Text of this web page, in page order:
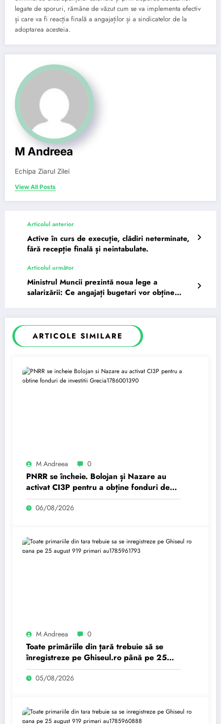
legate de sporuri, rămâne de văzut cum se va implementa efectiv
și care va fi reacția finală a angajaților și a sindicatelor de la
adoptarea acesteia.
M Andreea
Echipa Ziarul Zilei
View All Posts
Articolul anterior
Active în curs de execuție, clădiri neterminate,
fără recepție finală și neintabulate.
Articolul următor
Ministrul Muncii prezintă noua lege a
salarizării: Ce angajați bugetari vor obține
ARTICOLE SIMILARE
M Andreea 0
PNRR se încheie. Bolojan și Nazare au
activat CI3P pentru a obține fonduri de
investiții. ”Grecia,…
06/08/2026
M Andreea 0
Toate primăriile din țară trebuie să se
înregistreze pe Ghiseul.ro până pe 25
august. 919 primari au…
05/08/2026